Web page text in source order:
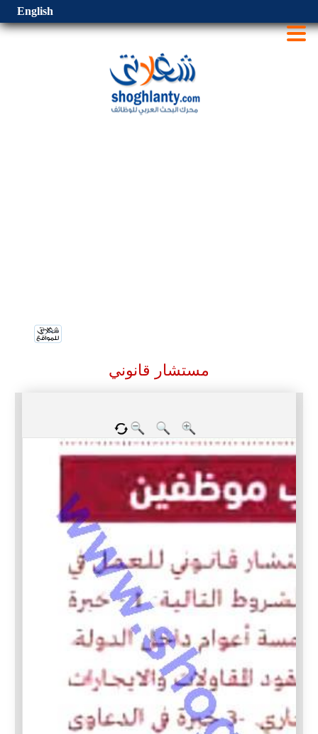
English
مستشار قانوني